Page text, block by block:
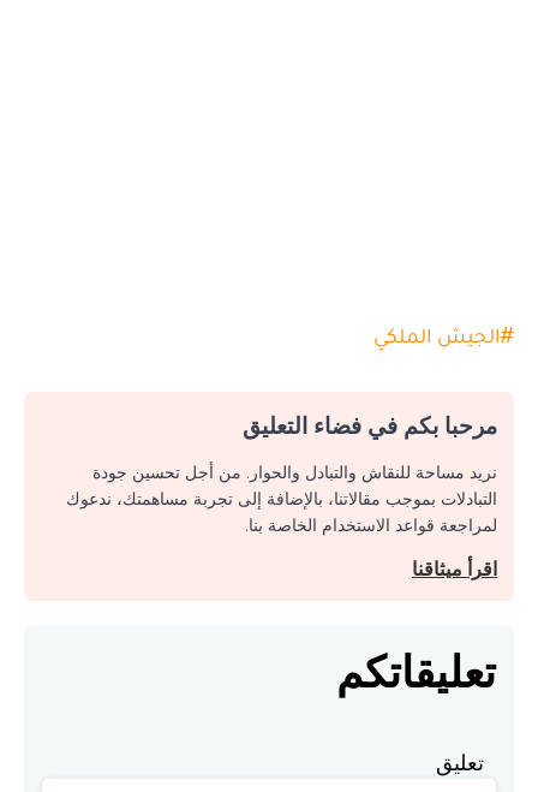
#الجيش الملكي
مرحبا بكم في فضاء التعليق
نريد مساحة للنقاش والتبادل والحوار. من أجل تحسين جودة
التبادلات بموجب مقالاتنا، بالإضافة إلى تجربة مساهمتك، ندعوك
لمراجعة قواعد الاستخدام الخاصة بنا.
اقرأ ميثاقنا
تعليقاتكم
تعليق